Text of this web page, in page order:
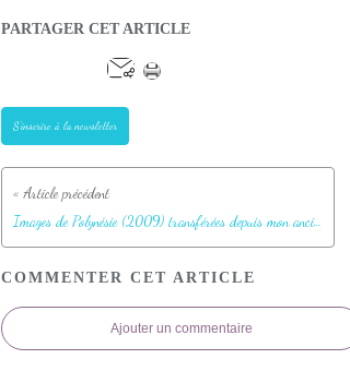
PARTAGER CET ARTICLE
S'inscrire à la newsletter
Images de Polynésie (2009) transférées depuis mon ancien blog
COMMENTER CET ARTICLE
Ajouter un commentaire